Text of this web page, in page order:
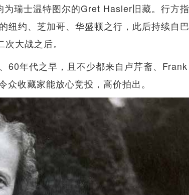
瑞士温特图尔的Gret Hasler旧藏。行方指
纽约、芝加哥、华盛顿之行，此后持续自巴
大战之后。
60年代之早，且不少都来自卢芹斋、Frank
收藏家能放心竞投，高价拍出。